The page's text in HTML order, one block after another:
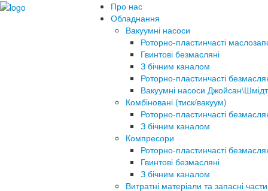
Про нас
Обладнання
Вакуумні насоси
Роторно-пластинчасті
Гвинтові безмасляні
З бічним каналом
Роторно-пластинчасті
Вакуумні насоси Джойсан\Шмідт
Комбіновані (тиск/вакуум)
Роторно-пластинчасті
З бічним каналом
Компресори
Роторно-пластинчасті
Гвинтові безмасляні
З бічним каналом
Витратні матеріали та запасні